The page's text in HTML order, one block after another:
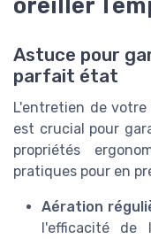
Astuce pour
parfait état
L'entretien de votre
est crucial pour
propriétés
pratiques pour en
Aération
l'efficacité de